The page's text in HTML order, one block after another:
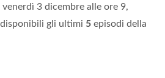
3 dicembre alle ore 9,
gli ultimi 5 episodi della